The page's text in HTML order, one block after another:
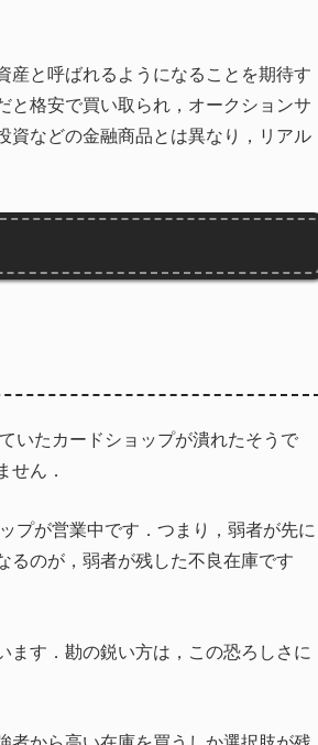
産と呼ばれるようになることを期待す
と格安で買い取られ，オークションサ
資などの金融商品とは異なり，リアル
いたカードショップが潰れたそうで
せん．
プが営業中です．つまり，弱者が先に
るのが，弱者が残した不良在庫です
ます．勘の鋭い方は，この恐ろしさに